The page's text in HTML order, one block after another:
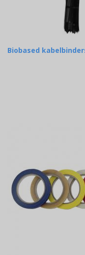
Biobased